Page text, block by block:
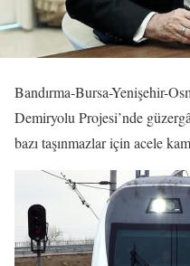
Bandırma-Bursa-Yenişehir-
Demiryolu Projesi’nde
bazı taşınmazlar için acele